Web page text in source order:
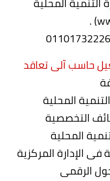
حاسب آلى تعاقد
المحلية
التخصصية
المحلية
الإدارة المركزية
الرقمى